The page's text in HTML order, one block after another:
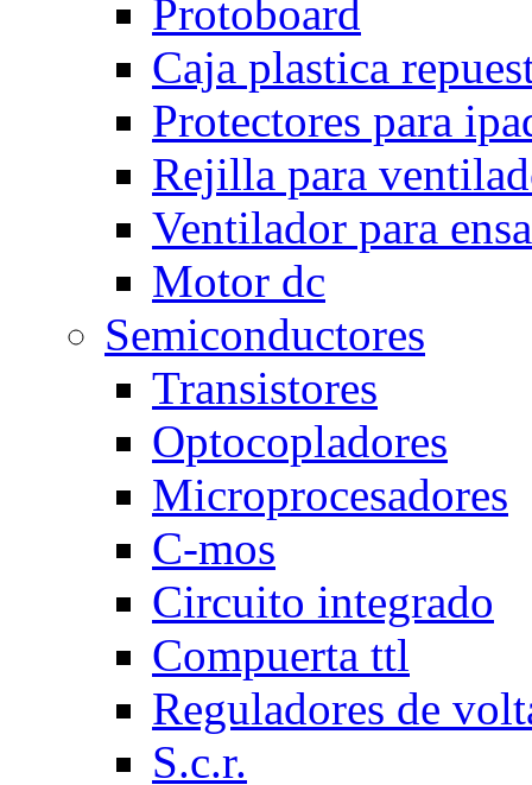
Protoboard
Caja plastica
Protectores para
Rejilla para
Ventilador para
Motor dc
Semiconductores
Transistores
Optocopladores
Microprocesadores
C-mos
Circuito integrado
Compuerta ttl
Reguladores de
S.c.r.